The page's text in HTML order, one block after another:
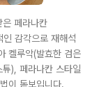
페라나칸
감각으로 재해석
켈루악(발효한 검은
), 페라나칸 스타일
이 돋보입니다.